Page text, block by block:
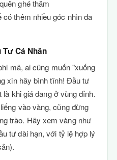
ghé thăm
có thêm nhiều góc nhìn đa
Cá Nhân
mã, ai cũng muốn "xuống
xin hãy bình tĩnh! Đầu tư
khi giá đang ở vùng đỉnh.
vào vàng, cũng đừng
trào. Hãy xem vàng như
tư dài hạn, với tỷ lệ hợp lý